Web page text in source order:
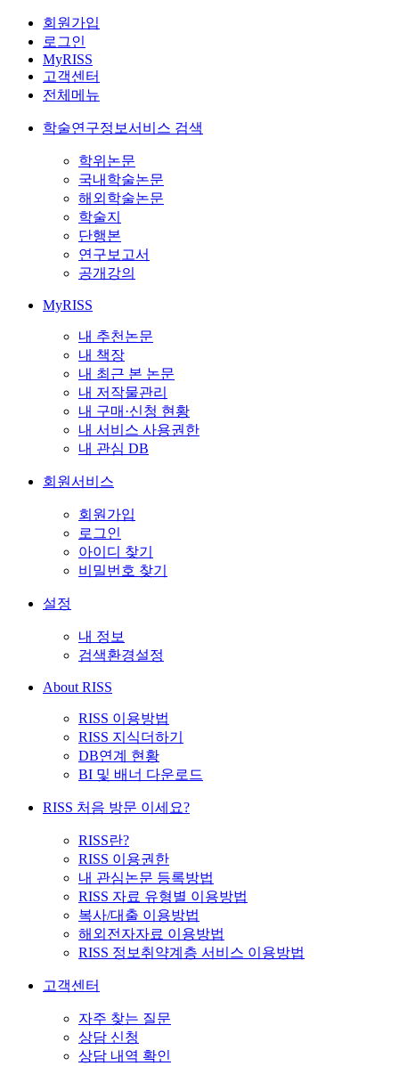
회원가입
로그인
MyRISS
고객센터
전체메뉴
학술연구정보서비스 검색
학위논문
국내학술논문
해외학술논문
학술지
단행본
연구보고서
공개강의
MyRISS
내 추천논문
내 책장
내 최근 본 논문
내 저작물관리
내 구매·신청 현황
내 서비스 사용권한
내 관심 DB
회원서비스
회원가입
로그인
아이디 찾기
비밀번호 찾기
설정
내 정보
검색환경설정
About RISS
RISS 이용방법
RISS 지식더하기
DB연계 현황
BI 및 배너 다운로드
RISS 처음 방문 이세요?
RISS란?
RISS 이용권한
내 관심논문 등록방법
RISS 자료 유형별 이용방법
복사/대출 이용방법
해외전자자료 이용방법
RISS 정보취약계층 서비스 이용방법
고객센터
자주 찾는 질문
상담 신청
상담 내역 확인